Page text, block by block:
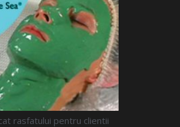
rasfatului pentru clientii